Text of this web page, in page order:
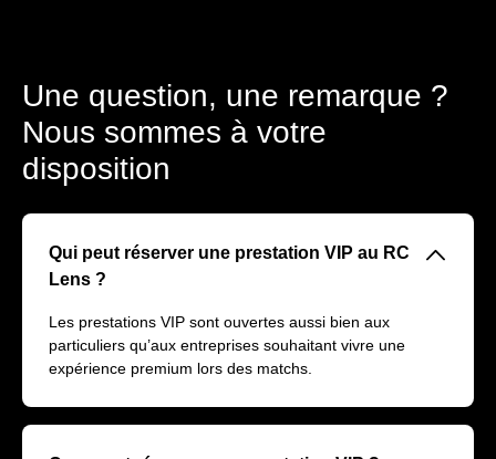
Une question, une remarque ?
Nous sommes à votre
disposition
Qui peut réserver une prestation VIP au RC
Lens ?
􀆈
Les prestations VIP sont ouvertes aussi bien aux
particuliers qu’aux entreprises souhaitant vivre une
expérience premium lors des matchs.